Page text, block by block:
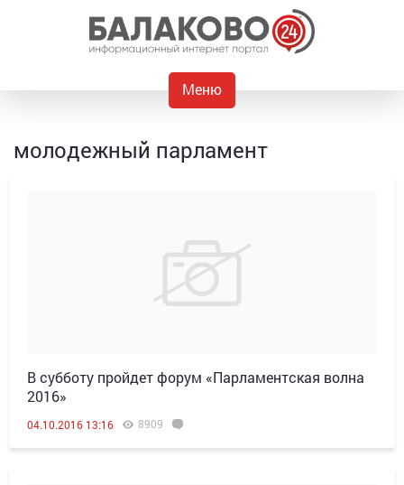
Меню
молодежный парламент
В субботу пройдет форум «Парламентская волна
2016»
04.10.2016 13:16 8909